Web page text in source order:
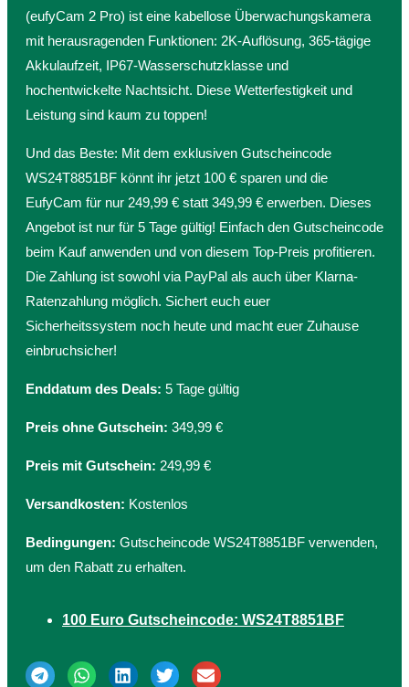
(eufyCam 2 Pro) ist eine kabellose Überwachungskamera
mit herausragenden Funktionen: 2K-Auflösung, 365-tägige
Akkulaufzeit, IP67-Wasserschutzklasse und
hochentwickelte Nachtsicht. Diese Wetterfestigkeit und
Leistung sind kaum zu toppen!
Und das Beste: Mit dem exklusiven Gutscheincode
WS24T8851BF könnt ihr jetzt 100 € sparen und die
EufyCam für nur 249,99 € statt 349,99 € erwerben. Dieses
Angebot ist nur für 5 Tage gültig! Einfach den Gutscheincode
beim Kauf anwenden und von diesem Top-Preis profitieren.
Die Zahlung ist sowohl via PayPal als auch über Klarna-
Ratenzahlung möglich. Sichert euch euer
Sicherheitssystem noch heute und macht euer Zuhause
einbruchsicher!
Enddatum des Deals: 5 Tage gültig
Preis ohne Gutschein: 349,99 €
Preis mit Gutschein: 249,99 €
Versandkosten: Kostenlos
Bedingungen: Gutscheincode WS24T8851BF verwenden,
um den Rabatt zu erhalten.
100 Euro Gutscheincode: WS24T8851BF